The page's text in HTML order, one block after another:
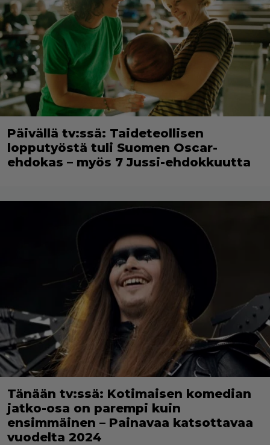
Päivällä tv:ssä: Taideteollisen
lopputyöstä tuli Suomen Oscar-
ehdokas – myös 7 Jussi-ehdokkuutta
Tänään tv:ssä: Kotimaisen komedian
jatko-osa on parempi kuin
ensimmäinen – Painavaa katsottavaa
vuodelta 2024